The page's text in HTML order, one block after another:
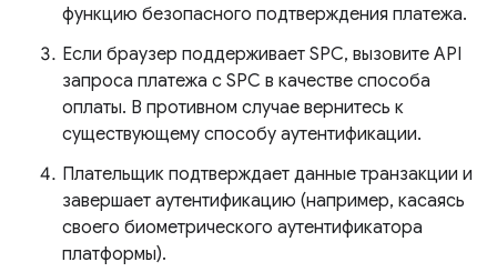
функцию безопасного подтверждения платежа.
Если браузер поддерживает SPC, вызовите API
запроса платежа с SPC в качестве способа
оплаты. В противном случае вернитесь к
существующему способу аутентификации.
Плательщик подтверждает данные транзакции и
завершает аутентификацию (например, касаясь
своего биометрического аутентификатора
платформы).